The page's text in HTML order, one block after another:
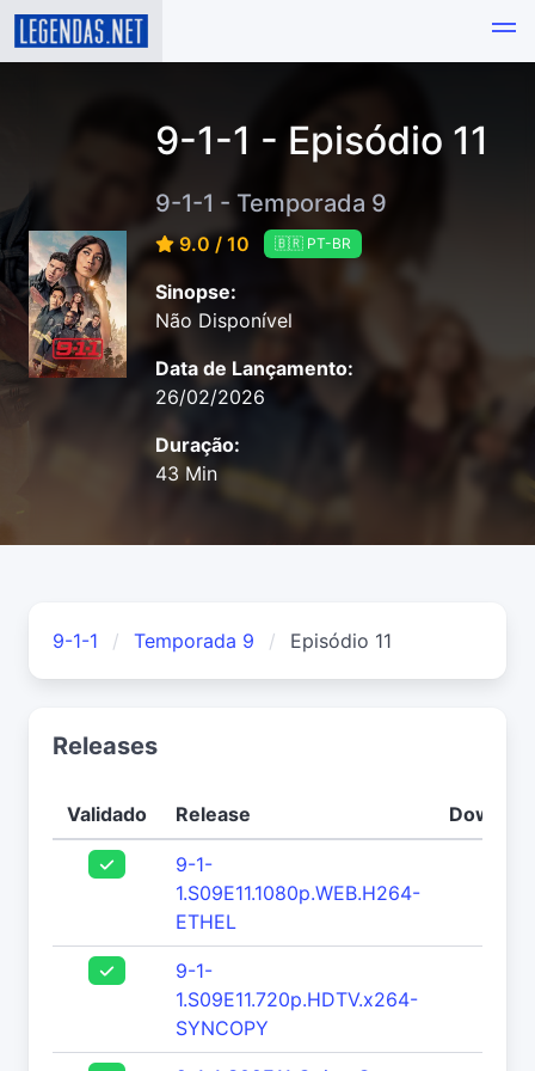
9-1-1 - Episódio 11
9-1-1 - Temporada 9
9.0 / 10 🇧🇷 PT-BR
Sinopse:
Não Disponível
Data de Lançamento:
26/02/2026
Duração:
43 Min
9-1-1 Temporada 9 Episódio 11
Releases
Validado Release
9-1-
1.S09E11.1080p.WEB.H264-
ETHEL
9-1-
1.S09E11.720p.HDTV.x264-
SYNCOPY